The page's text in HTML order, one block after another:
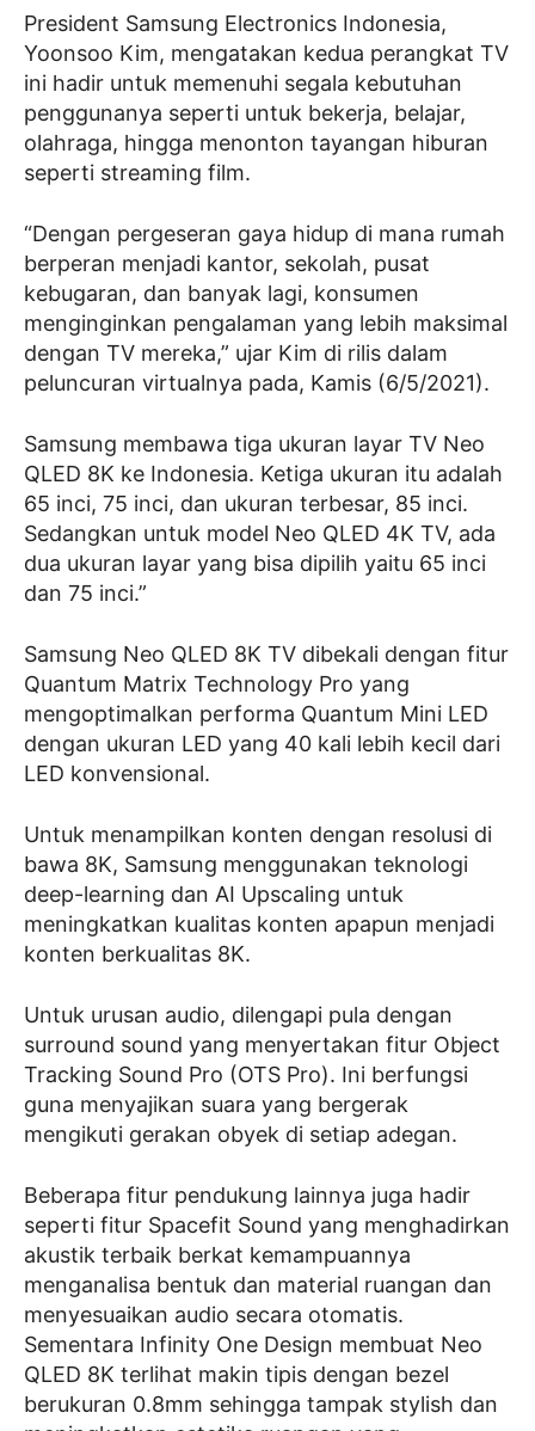
President Samsung Electronics Indonesia,
Yoonsoo Kim, mengatakan kedua perangkat TV
ini hadir untuk memenuhi segala kebutuhan
penggunanya seperti untuk bekerja, belajar,
olahraga, hingga menonton tayangan hiburan
seperti streaming film.
“Dengan pergeseran gaya hidup di mana rumah
berperan menjadi kantor, sekolah, pusat
kebugaran, dan banyak lagi, konsumen
menginginkan pengalaman yang lebih maksimal
dengan TV mereka,” ujar Kim di rilis dalam
peluncuran virtualnya pada, Kamis (6/5/2021).
Samsung membawa tiga ukuran layar TV Neo
QLED 8K ke Indonesia. Ketiga ukuran itu adalah
65 inci, 75 inci, dan ukuran terbesar, 85 inci.
Sedangkan untuk model Neo QLED 4K TV, ada
dua ukuran layar yang bisa dipilih yaitu 65 inci
dan 75 inci.”
Samsung Neo QLED 8K TV dibekali dengan fitur
Quantum Matrix Technology Pro yang
mengoptimalkan performa Quantum Mini LED
dengan ukuran LED yang 40 kali lebih kecil dari
LED konvensional.
Untuk menampilkan konten dengan resolusi di
bawa 8K, Samsung menggunakan teknologi
deep-learning dan AI Upscaling untuk
meningkatkan kualitas konten apapun menjadi
konten berkualitas 8K.
Untuk urusan audio, dilengapi pula dengan
surround sound yang menyertakan fitur Object
Tracking Sound Pro (OTS Pro). Ini berfungsi
guna menyajikan suara yang bergerak
mengikuti gerakan obyek di setiap adegan.
Beberapa fitur pendukung lainnya juga hadir
seperti fitur Spacefit Sound yang menghadirkan
akustik terbaik berkat kemampuannya
menganalisa bentuk dan material ruangan dan
menyesuaikan audio secara otomatis.
Sementara Infinity One Design membuat Neo
QLED 8K terlihat makin tipis dengan bezel
berukuran 0.8mm sehingga tampak stylish dan